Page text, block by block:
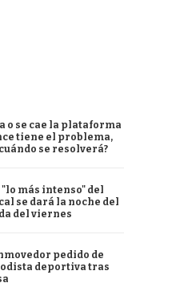
o se cae la plataforma
tiene el problema,
se resolverá?
más intenso" del
se dará la noche del
del viernes
pedido de
deportiva tras